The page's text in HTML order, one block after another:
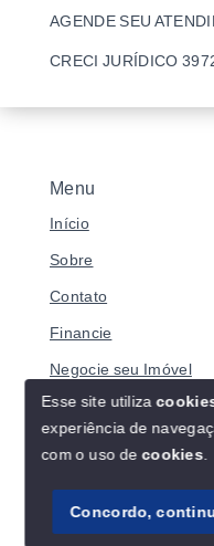
Menu
Início
Sobre
Contato
Financie
Negocie seu Imóvel
© Copyright 2026 -
SITE PARA IMOBILIARIA
AGENDE SEU
CRECI JURÍDICO
Esse site utiliza
experiência de
com o uso decookies
Concordo,